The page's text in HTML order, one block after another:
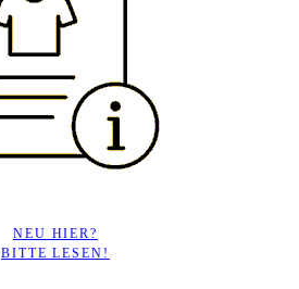
NEU HIER?
BITTE LESEN!